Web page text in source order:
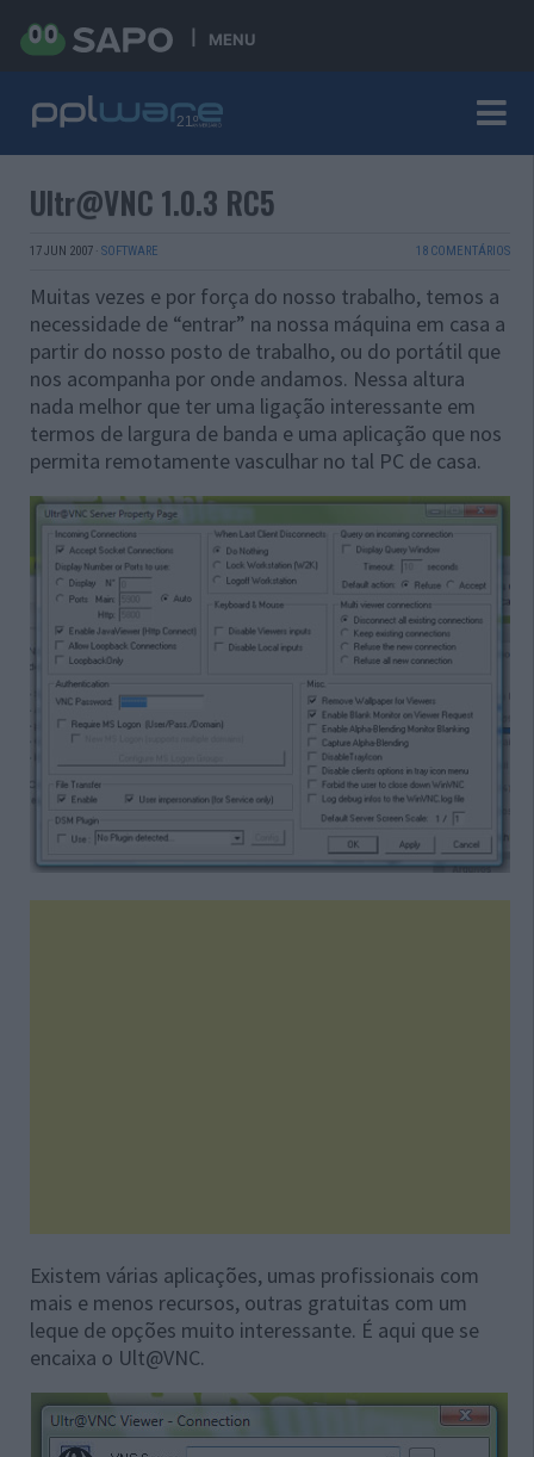
MENU
Ultr@VNC 1.0.3 RC5
17 JUN 2007 · SOFTWARE 18 COMENTÁRIOS
Muitas vezes e por força do nosso trabalho, temos a
necessidade de “entrar” na nossa máquina em casa a
partir do nosso posto de trabalho, ou do portátil que
nos acompanha por onde andamos. Nessa altura
nada melhor que ter uma ligação interessante em
termos de largura de banda e uma aplicação que nos
permita remotamente vasculhar no tal PC de casa.
Existem várias aplicações, umas profissionais com
mais e menos recursos, outras gratuitas com um
leque de opções muito interessante. É aqui que se
encaixa o Ult@VNC.